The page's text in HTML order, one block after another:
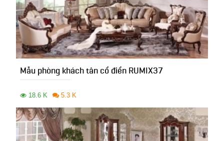
Mẫu phòng khách tân cổ điển RUMIX37
18.6 K 5.3 K